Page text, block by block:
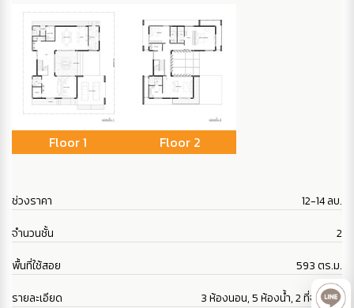
Floor 1 Floor 2
ช่วงราคา
12-14 ลบ.
จำนวนชั้น
2
พื้นที่ใช้สอย
593 ตร.ม.
รายละเอียด
3 ห้องนอน, 5 ห้องน้ำ, 2 ที่จอดรถ